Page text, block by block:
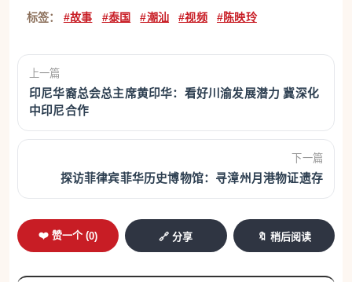
映玲见到了现实版的“谢南枝”。这位女校长在这里坚
华侨华裔(华人)就会被人看轻。正因为如此，我们更
要坚守中国的文化传承。”
陈映玲说：“他们那一代人，心里装着的不是自己
过得好不好，而是家乡好、国家好，他们就满足了。”
因戏结缘，坦然回应“人脉姐”
最近，陈映玲的粉丝突破百万。不少观众通过
《给阿嬷的情书》注意到“泰国V姐”这个名字。她在片
中友情出演一位帮助主角寻亲的向导，虽然戏份不
标签： #故事 #泰国 #潮汕 #视频 #陈映玲
上一篇
印尼华裔总会总主席黄印华：看好川渝发展潜力 冀深化
中印尼合作
下一篇
探访菲律宾菲华历史博物馆：寻漳州月港物证遗存
❤️ 赞一个 (0) 🔗 分享 🔖 稍后阅读